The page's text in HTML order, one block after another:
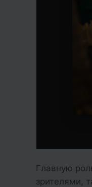
Главную
зрителями,